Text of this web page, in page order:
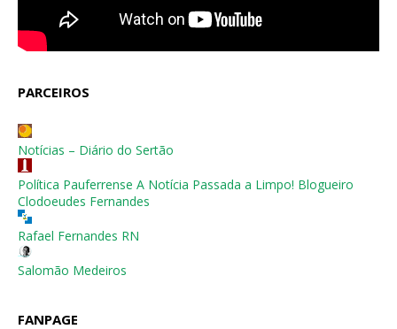
PARCEIROS
Notícias – Diário do Sertão
Política Pauferrense A Notícia Passada a Limpo! Blogueiro
Clodoeudes Fernandes
Rafael Fernandes RN
Salomão Medeiros
FANPAGE